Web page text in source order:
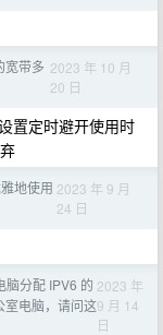
宽带多 2023 年 10 月
20 日
置定时避开使用时
地使用 2023 年 9 月
24 日
脑分配 IPV6 的
室电脑，请问这
2023 年
9 月 14
日